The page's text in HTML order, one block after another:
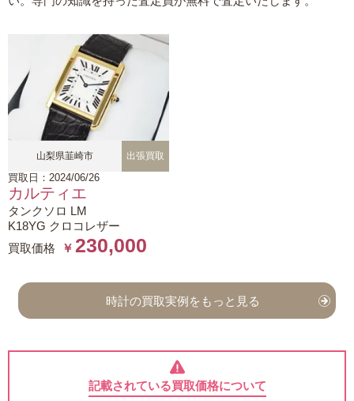
山梨県韮崎市 出張買取
買取日：2024/06/26
カルティエ
タンクソロ LM
K18YG クロコレザー
買取価格
￥ 230,000
時計の買取実例をもっと見る
記載されている買取価格について